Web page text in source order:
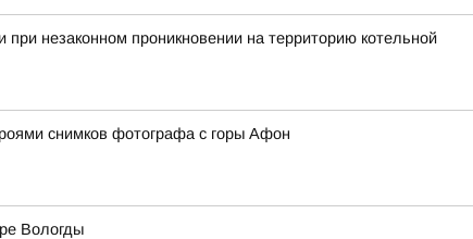
незаконном проникновении на территорию котельной
снимков фотографа с горы Афон
Вологды